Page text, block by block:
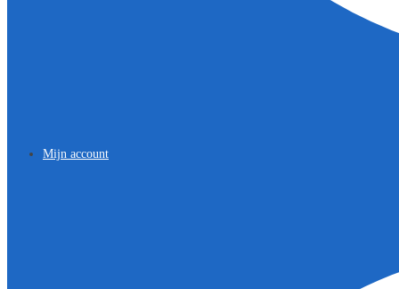
Mijn account